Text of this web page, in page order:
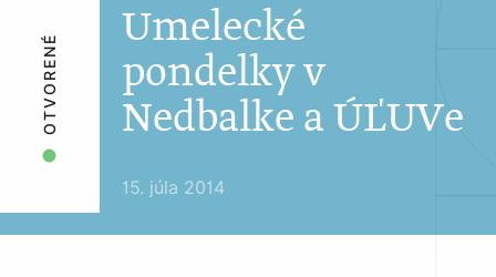
Umelecké
pondelky v
Nedbalke a ÚĽUVe
15. júla 2014
OTVORENÉ